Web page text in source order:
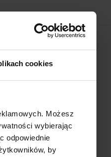
cookies
Możesz
wybierając
odpowiednie
by